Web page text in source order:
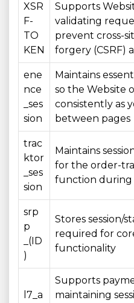
XSR
F-
TO
KEN
Supports
validating
prevent cross-
forgery (CSRF)
ene
nce
_ses
sion
Maintains
so the Website
consistently as
between pages
trac
ktor
_ses
sion
Maintains
for the order-
function during
srp
p
_(ID
)
Stores session/
required for
functionality
l7_a
Supports
maintaining